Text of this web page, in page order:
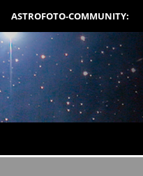
ASTROFOTO-COMMUNITY: